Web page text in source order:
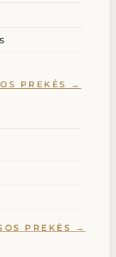
PREKĖS →
PREKĖS →